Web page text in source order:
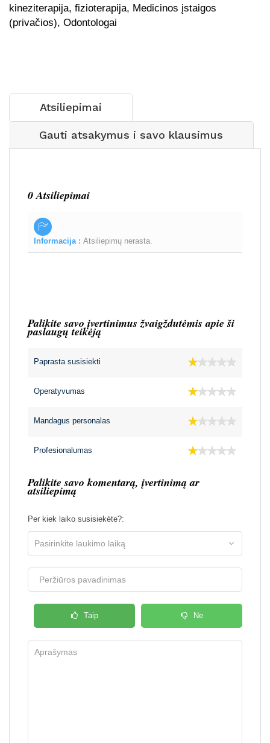
kineziterapija, fizioterapija, Medicinos įstaigos
(privačios), Odontologai
Atsiliepimai
Gauti atsakymus i savo klausimus
0 Atsiliepimai
Informacija : Atsiliepimų nerasta.
Palikite savo įvertinimus žvaigždutėmis apie ši
paslaugų teikėją
Paprasta susisiekti
Operatyvumas
Mandagus personalas
Profesionalumas
Palikite savo komentarą, įvertinimą ar
atsiliepimą
Per kiek laiko susisiekėte?:
Taip Ne